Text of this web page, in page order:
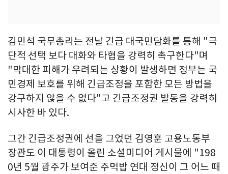
김민석 국무총리는 전날 긴급 대국민담화를 통해 "극
단적 선택 보다 대화와 타협을 강력히 촉구한다"며
"막대한 피해가 우려되는 상황이 발생하면 정부는 국
민경제 보호를 위해 긴급조정을 포함한 모든 방법을
강구하지 않을 수 없다"고 긴급조정권 발동을 강력히
시사한 바 있다.
그간 긴급조정권에 선을 그었던 김영훈 고용노동부
장관도 이 대통령이 올린 소셜미디어 게시물에 "198
0년 5월 광주가 보여준 주먹밥 연대 정신이 그 어느 때